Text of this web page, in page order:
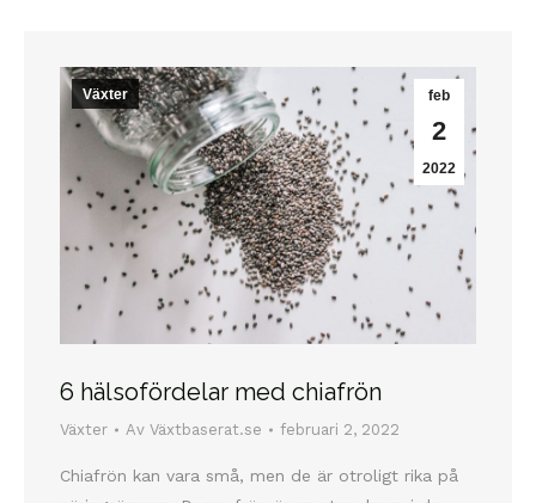
feb
2
2022
Växter
6 hälsofördelar med chiafrön
Växter Av Växtbaserat.se februari 2, 2022
Chiafrön kan vara små, men de är otroligt rika på